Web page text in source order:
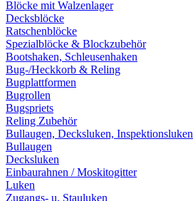
Blöcke mit Walzenlager
Decksblöcke
Ratschenblöcke
Spezialblöcke & Blockzubehör
Bootshaken, Schleusenhaken
Bug-/Heckkorb & Reling
Bugplattformen
Bugrollen
Bugspriets
Reling Zubehör
Bullaugen, Decksluken, Inspektionsluken
Bullaugen
Decksluken
Einbaurahnen / Moskitogitter
Luken
Zugangs- u. Stauluken